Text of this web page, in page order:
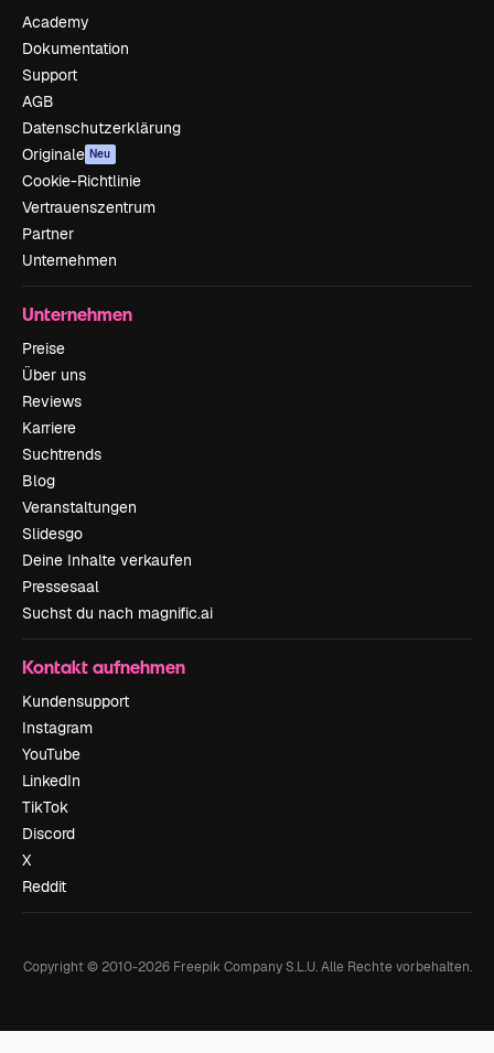
Academy
Dokumentation
Support
AGB
Datenschutzerklärung
Originale Neu
Cookie-Richtlinie
Vertrauenszentrum
Partner
Unternehmen
Unternehmen
Preise
Über uns
Reviews
Karriere
Suchtrends
Blog
Veranstaltungen
Slidesgo
Deine Inhalte verkaufen
Pressesaal
Suchst du nach magnific.ai
Kontakt aufnehmen
Kundensupport
Instagram
YouTube
LinkedIn
TikTok
Discord
X
Reddit
Copyright © 2010-2026Freepik Company S.L.U. Alle Rechte vorbehalten.